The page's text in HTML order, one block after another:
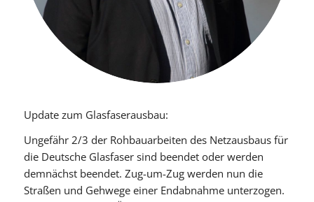
Update zum Glasfaserausbau:
Ungefähr 2/3 der Rohbauarbeiten des Netzausbaus für
die Deutsche Glasfaser sind beendet oder werden
demnächst beendet. Zug-um-Zug werden nun die
Straßen und Gehwege einer Endabnahme unterzogen.